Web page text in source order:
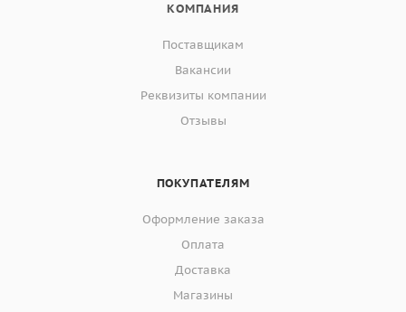
КОМПАНИЯ
Поставщикам
Вакансии
Реквизиты компании
Отзывы
ПОКУПАТЕЛЯМ
Оформление заказа
Оплата
Доставка
Магазины